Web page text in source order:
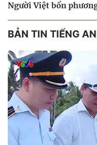
Người Việt bốn
BẢN TIN TIẾNG